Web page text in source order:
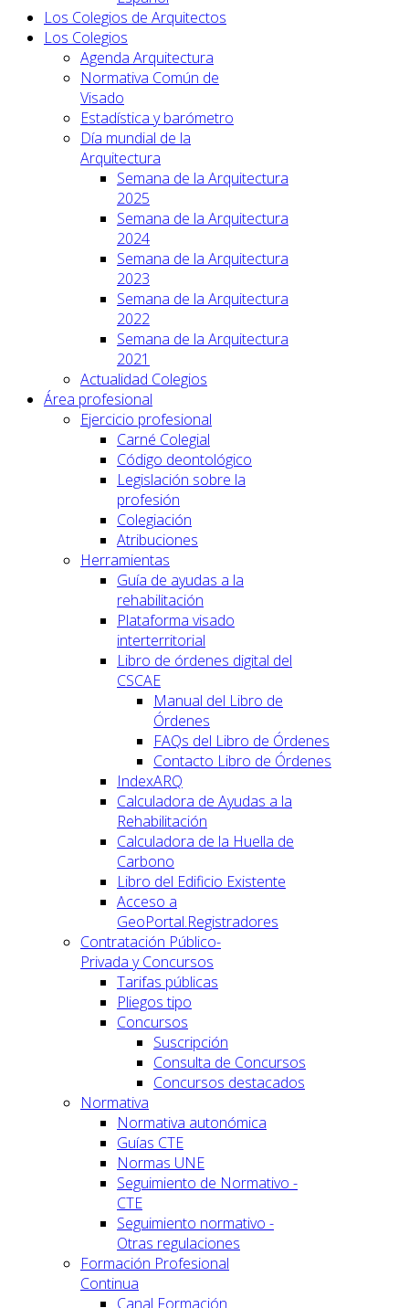
Los Colegios de Arquitectos
Los Colegios
Agenda Arquitectura
Normativa Común de
Visado
Estadística y barómetro
Día mundial de la
Arquitectura
Semana de la Arquitectura
2025
Semana de la Arquitectura
2024
Semana de la Arquitectura
2023
Semana de la Arquitectura
2022
Semana de la Arquitectura
2021
Actualidad Colegios
Área profesional
Ejercicio profesional
Carné Colegial
Código deontológico
Legislación sobre la
profesión
Colegiación
Atribuciones
Herramientas
Guía de ayudas a la
rehabilitación
Plataforma visado
interterritorial
Libro de órdenes digital del
CSCAE
Manual del Libro de
Órdenes
FAQs del Libro de Órdenes
Contacto Libro de Órdenes
IndexARQ
Calculadora de Ayudas a la
Rehabilitación
Calculadora de la Huella de
Carbono
Libro del Edificio Existente
Acceso a
GeoPortal.Registradores
Contratación Público-
Privada y Concursos
Tarifas públicas
Pliegos tipo
Concursos
Suscripción
Consulta de Concursos
Concursos destacados
Normativa
Normativa autonómica
Guías CTE
Normas UNE
Seguimiento de Normativo -
CTE
Seguimiento normativo -
Otras regulaciones
Formación Profesional
Continua
Canal Formación